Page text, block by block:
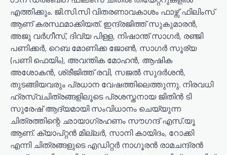
എത്തിക്കും. ജി.സി.സി വിതരണാവകാശം ഫാഴ്സ് ഫിലിംസ്
ആണ് കരസ്ഥമാക്കിയത്. ഇന്ദ്രജിത്ത് സുകുമാരൻ,
അജു വർഗീസ്, ദിവ്യ പിള്ള, നിഷാന്ത് സാഗർ, രഞ്ജി
പണിക്കർ, റെബ മോണിക്ക ജോൺ, സാഗർ സൂര്യ
(പണി ഫെയിം), അവന്തിക മോഹൻ, ആഷിക
അശോകൻ, ശ്രീജിത്ത് രവി, സജൽ സുദർശൻ,
തുടങ്ങിയവരും പ്രധാന വേഷത്തിലെത്തുന്നു. നിരവധി
ഹ്രസ്വചിത്രങ്ങളിലൂടെ പ്രശസ്തനായ ജിതിൻ ടി
സുരേഷ് ആദ്യമായി സംവിധാനം ചെയ്യുന്ന
ചിത്രത്തിന്റെ ഛായാഗ്രഹണം സൗഗന്ദ് എസ്.യൂ
ആണ്. ക്യാപ്റ്റൻ മില്ലർ, സാനി കായിദം, റോക്കി
എന്നി ചിത്രങ്ങളുടെ എഡിറ്റർ നാഗൂരൻ രാമചന്ദ്രൻ